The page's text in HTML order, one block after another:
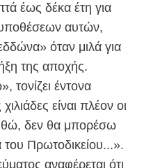
έως δέκα έτη για
αυτών,
όταν μιλά για
της αποχής.
έντονα
είναι πλέον οι
δεν θα μπορέσω
Πρωτοδικείου...».
αναφέρεται ότι